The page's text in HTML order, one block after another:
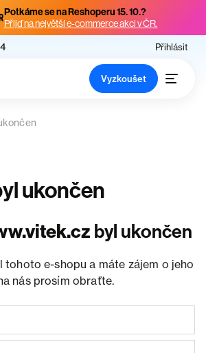
Potkáme se na Reshoperu 15. 10.?
Přijď na největší e-commerce akci v ČR.
Přihlásit
Vyzkoušet
ukončen
byl ukončen
tohoto e-shopu a máte zájem o jeho
nás prosím obraťte.